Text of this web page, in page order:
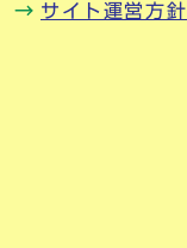
サイト運営方針